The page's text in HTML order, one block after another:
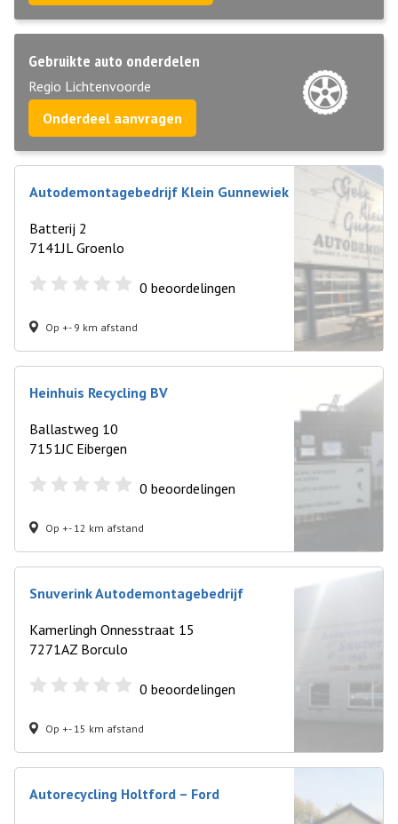
Gebruikte auto onderdelen
Regio Lichtenvoorde
Onderdeel aanvragen
Autodemontagebedrijf Klein Gunnewiek
Batterij 2
7141JL Groenlo
0 beoordelingen
Op +- 9 km afstand
Heinhuis Recycling BV
Ballastweg 10
7151JC Eibergen
0 beoordelingen
Op +- 12 km afstand
Snuverink Autodemontagebedrijf
Kamerlingh Onnesstraat 15
7271AZ Borculo
0 beoordelingen
Op +- 15 km afstand
Autorecycling Holtford – Ford